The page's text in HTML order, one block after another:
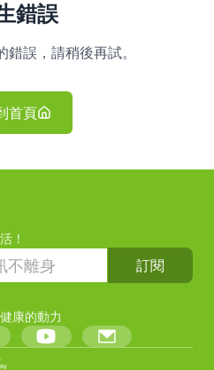
錯誤
誤，請稍後再試。
首頁
！
訂閱
康的動力